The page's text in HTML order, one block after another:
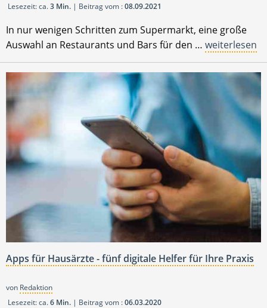
Lesezeit: ca.3 Min. | Beitrag vom :08.09.2021
In nur wenigen Schritten zum Supermarkt, eine große
Auswahl an Restaurants und Bars für den … weiterlesen
Apps für Hausärzte - fünf digitale Helfer für Ihre Praxis
von Redaktion
Lesezeit: ca.6 Min. | Beitrag vom :06.03.2020